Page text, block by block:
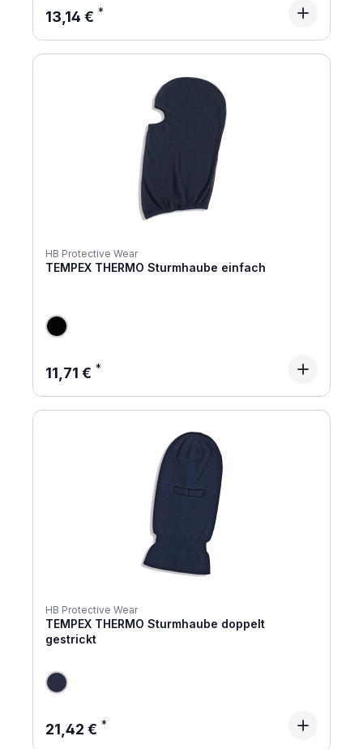
Regulärer Preis:
13,14 €
HB Protective Wear
TEMPEX THERMO Sturmhaube einfach
Regulärer Preis:
11,71 €
HB Protective Wear
TEMPEX THERMO Sturmhaube doppelt
gestrickt
Regulärer Preis:
21,42 €